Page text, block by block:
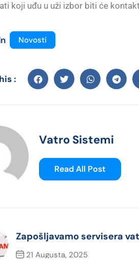
koji uđu u uži izbor biti će
Novosti
:
Vatro Sistemi
Read All Post
Zapošljavamo servisera
21 Augusta, 2025